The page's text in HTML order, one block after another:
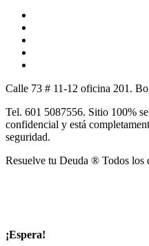
Calle 73 # 11-12 oficina 201.
Tel. 601 5087556. Sitio 100%
confidencial y está
seguridad.
Resuelve tu Deuda ® Todos los
¡Espera!